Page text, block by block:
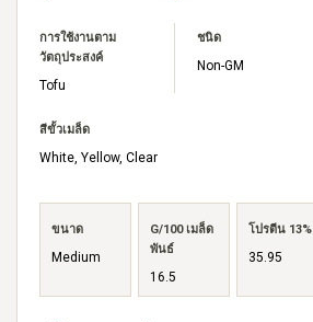
การใช้งานตาม
วัตถุประสงค์
Tofu
ชนิด
Non-GM
สีขั้วเมล็ด
White, Yellow, Clear
ขนาด
Medium
G/100 เมล็ด
พันธ์
16.5
โปรตีน 13%
35.95